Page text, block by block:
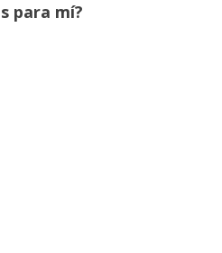
para mí?